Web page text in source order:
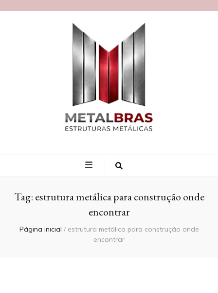
Tag: estrutura metálica para construção onde
encontrar
Página inicial / estrutura metálica para construção onde
encontrar